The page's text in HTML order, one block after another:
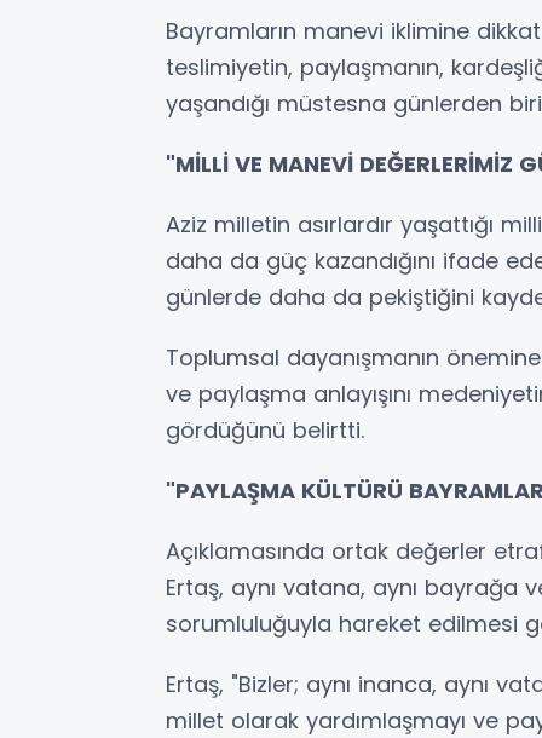
Bayramların manevi iklimine
teslimiyetin, paylaşmanın,
yaşandığı müstesna günlerden
"MİLLİ VE MANEVİ DEĞERLERİMİZ
Aziz milletin asırlardır yaşattığı
daha da güç kazandığını ifade
günlerde daha da pekiştiğini
Toplumsal dayanışmanın
ve paylaşma anlayışını
gördüğünü belirtti.
"PAYLAŞMA KÜLTÜRÜ
Açıklamasında ortak değerler
Ertaş, aynı vatana, aynı bayrağa
sorumluluğuyla hareket edilmesi
Ertaş, "Bizler; aynı inanca, aynı
millet olarak yardımlaşmayı ve